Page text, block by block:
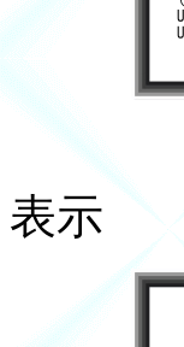
電力
表示